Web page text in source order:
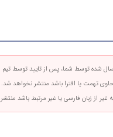
شده توسط شما، پس از تایید توسط
تهمت یا افترا باشد منتشر نخواهد شد.
غیر از زبان فارسی یا غیر مرتبط باشد